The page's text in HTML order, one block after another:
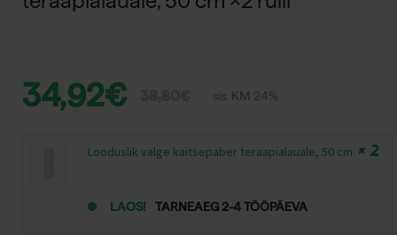
Algne
34,92€
Current
price
sis. KM 24%
Looduslik valge kaitsepaber teraapialauale, 50 cm × 2
LAOS! TARNEAEG 2-4 TÖÖPÄEVA